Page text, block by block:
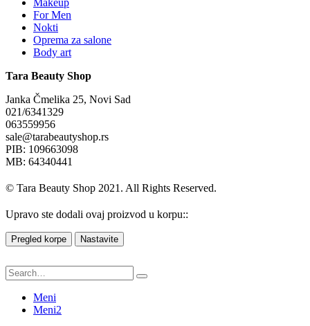
For Men
Nokti
Oprema za salone
Body art
Tara Beauty Shop
Janka Čmelika 25, Novi Sad
021/6341329
063559956
sale@tarabeautyshop.rs
PIB: 109663098
MB: 64340441
© Tara Beauty Shop 2021. All Rights Reserved.
Upravo ste dodali ovaj proizvod u korpu::
Pregled korpe Nastavite
Meni
Meni2